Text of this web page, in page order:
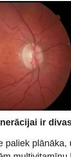
ir
paliek plānāka,